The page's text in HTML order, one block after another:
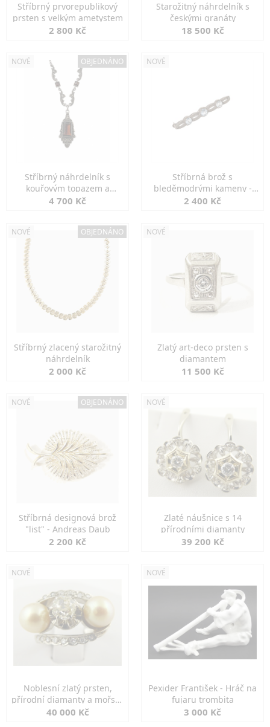
Stříbrný prvorepublikový
prsten s velkým ametystem
2 800 Kč
Starožitný náhrdelník s
českými granáty
18 500 Kč
NOVÉ OBJEDNÁNO
Stříbrný náhrdelník s
kouřovým topazem a
markazity
4 700 Kč
NOVÉ
Stříbrná brož s
bleděmodrými kameny -
jemná elegance
2 400 Kč
NOVÉ OBJEDNÁNO
Stříbrný zlacený starožitný
náhrdelník
2 000 Kč
NOVÉ
Zlatý art-deco prsten s
diamantem
11 500 Kč
NOVÉ OBJEDNÁNO
Stříbrná designová brož
"list" - Andreas Daub
2 200 Kč
NOVÉ
Zlaté náušnice s 14
přírodními diamanty
39 200 Kč
NOVÉ
Noblesní zlatý prsten,
přírodní diamanty a mořské
perly
40 000 Kč
NOVÉ
Pexider František - Hráč na
fujaru trombita
3 000 Kč